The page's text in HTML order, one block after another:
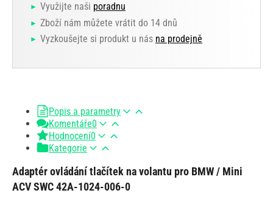
Využijte naši poradnu
Zboží nám můžete vrátit do 14 dnů
Vyzkoušejte si produkt u nás na prodejně
Popis a parametry
Komentáře0
Hodnocení0
Kategorie
Adaptér ovládání tlačítek na volantu pro BMW / Mini
ACV SWC 42A-1024-006-0